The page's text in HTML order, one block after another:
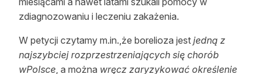
100 lat „Lasu Polskiego”
Prenumerata
Reklama
zdiagnozowaniu i leczeniu zakażenia.
W petycji czytamy m.in.,że borelioza jest jedną z
najszybciej rozprzestrzeniających się chorób
wPolsce, a można wręcz zaryzykować określenie